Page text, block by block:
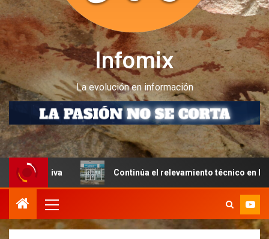
Infomix
La evolución en información
Continúa el relevamiento técnico en Perito Moreno